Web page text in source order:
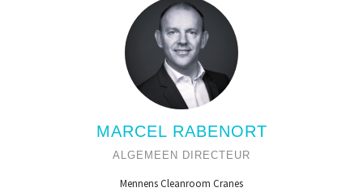
MARCEL RABENORT
ALGEMEEN DIRECTEUR
Mennens Cleanroom Cranes